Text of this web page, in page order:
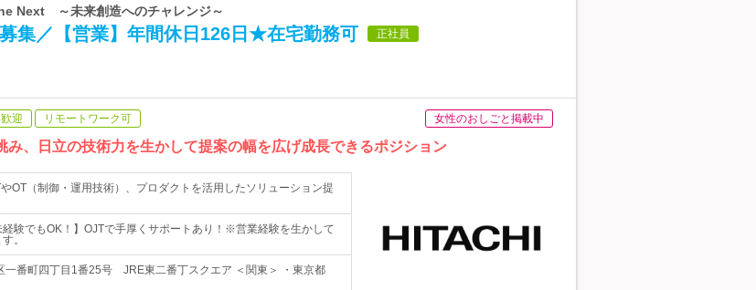
Next ～未来創造へのチャレンジ～
集／【営業】年間休日126日★在宅勤務可 正社員
迎 リモートワーク可 女性のおしごと掲載中
、日立の技術力を生かして提案の幅を広げ成長できるポジション
OT（制御・運用技術）、プロダクトを活用したソリューション提
経験でもOK！】OJTで手厚くサポートあり！※営業経験を生かして
。
一番町四丁目1番25号 JRE東二番丁スクエア ＜関東＞ ・東京都